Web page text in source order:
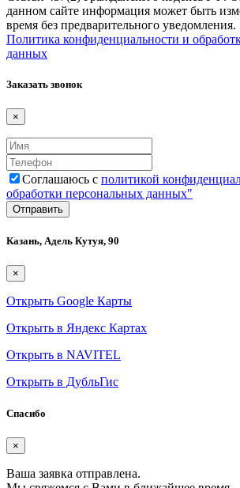
данном сайте информация может быть
время без предварительного уведомления.
Политика конфиденциальности и
данных
Заказать звонок
×
Соглашаюсь с политикой
обработки персональных данных"
Казань, Адель Кутуя, 90
×
Открыть Google Карты
Открыть в Яндекс Картах
Открыть в NAVITEL
Открыть в ДубльГис
Спасибо
×
Ваша заявка отправлена.